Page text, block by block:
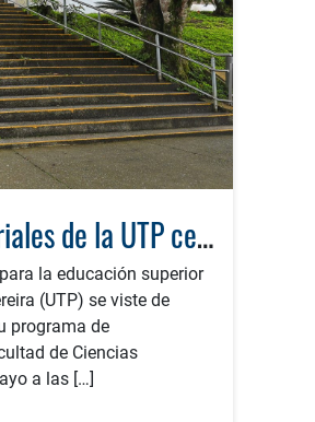
La Facultad de Ciencias Empresariales de la UTP celebra la graduación de su primera cohorte de Administradores de Empresas
la educación superior
(UTP) se viste de
programa de
de Ciencias
a las […]